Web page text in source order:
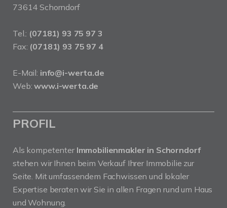
73614 Schorndorf
Tel.: (07181) 93 75 97 3
Fax: (07181) 93 75 97 4
E-Mail: info@i-werta.de
Web:www.i-werta.de
PROFIL
Als kompetenter Immobilienmakler in Schorndorf
stehen wir Ihnen beim Verkauf Ihrer Immobilie zur
Seite. Mit umfassendem Fachwissen und lokaler
Expertise beraten wir Sie in allen Fragen rund um Haus
und Wohnung.